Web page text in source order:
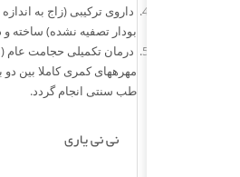
داروی ترکیبی (زاج به
بودار تصفیه نشده) ساخته و در ایام پاکی در 14 مرحله
طب سنتی انجام گردد.
نی نی یاری